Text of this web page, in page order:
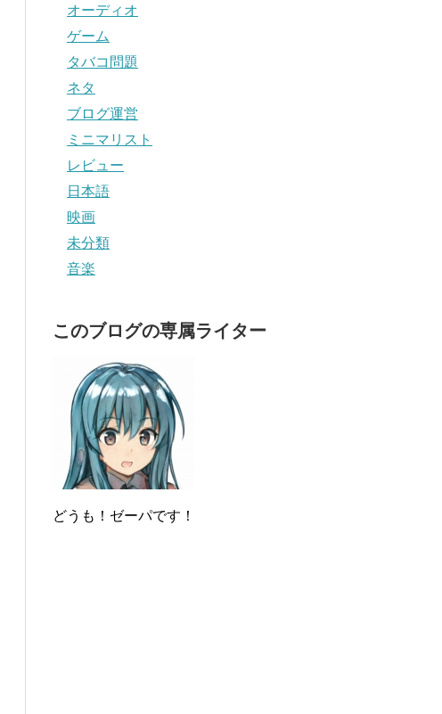
オーディオ
ゲーム
タバコ問題
ネタ
ブログ運営
ミニマリスト
レビュー
日本語
映画
未分類
音楽
このブログの専属ライター
どうも！ゼーパです！